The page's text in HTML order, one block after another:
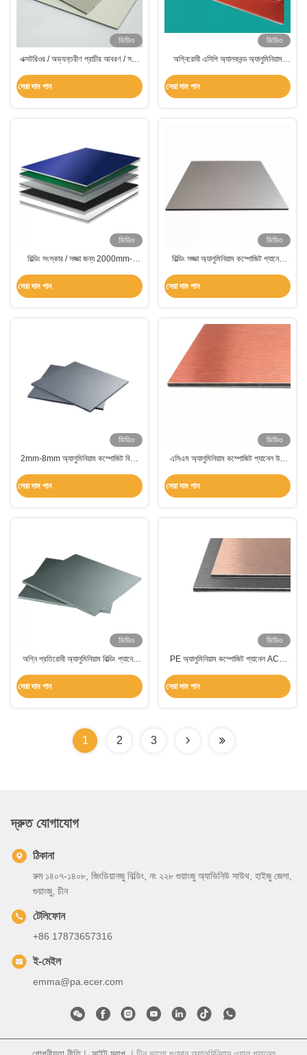
ভিডিও
এক্সটরিওর / অভ্যন্তরীণ প্রাচীর আবরণ / সজ্জা
সেরা দাম পান
ভিডিও
অগ্নিরোধী এসিপি অ্যালকবন্ড অ্যালুমিনিয়াম
সেরা দাম পান
ভিডিও
বিল্ডিং সংস্কার / সজ্জা জন্য 2000mm-
সেরা দাম পান
ভিডিও
বিল্ডিং সজ্জা অ্যালুমিনিয়াম কম্পোজিট প্যানেল
সেরা দাম পান
ভিডিও
2mm-8mm অ্যালুমিনিয়াম কম্পোজিট বিল্ডিং
সেরা দাম পান
ভিডিও
এসিএম অ্যালুমিনিয়াম কম্পোজিট প্যানেল উচ্চ
সেরা দাম পান
ভিডিও
অগ্নি প্রতিরোধী অ্যালুমিনিয়াম বিল্ডিং প্যানেল
সেরা দাম পান
ভিডিও
PE অ্যালুমিনিয়াম কম্পোজিট প্যানেল ACM
সেরা দাম পান
1 2 3
দ্রুত যোগাযোগ
ঠিকানা
রুম ১৪০৭-১৪০৮, জিংডিয়ানজু বিল্ডিং, নং ২২৮ গুয়াংজু অ্যাভিনিউ সাউথ, হাইজু জেলা,
গুয়াংজু, চীন
টেলিফোন
+86 17873657316
ই-মেইল
emma@pa.ecer.com